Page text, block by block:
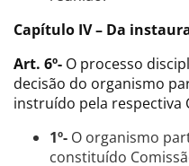
Capítulo IV – Da
Art. 6º- O processo
decisão do organismo
instruído pela respectiva
1º- O organismo
constituído